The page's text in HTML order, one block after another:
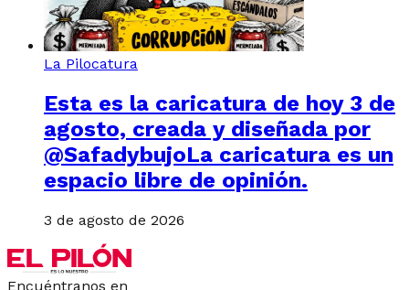
La Pilocatura
Esta es la caricatura de hoy 3 de
agosto, creada y diseñada por
@SafadybujoLa caricatura es un
espacio libre de opinión.
3 de agosto de 2026
Encuéntranos en